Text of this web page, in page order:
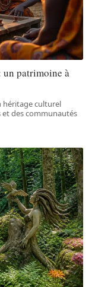
patrimoine à
héritage culturel
et des communautés